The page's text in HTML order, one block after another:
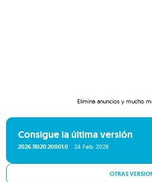
Elimina anuncios y mucho
Consigue la última versión
2026.11020.20001.0 24 Feb. 2026
OTRAS